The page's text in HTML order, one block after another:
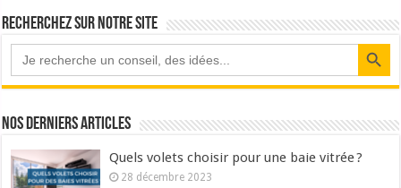
Recherchez sur notre site
Search Button
Nos derniers articles
Quels volets choisir pour une baie vitrée ?
28 décembre 2023